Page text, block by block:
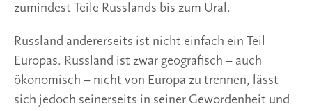
zumindest Teile Russlands bis zum Ural.
Russland andererseits ist nicht einfach ein Teil
Europas. Russland ist zwar geografisch – auch
ökonomisch – nicht von Europa zu trennen, lässt
sich jedoch seinerseits in seiner Gewordenheit und